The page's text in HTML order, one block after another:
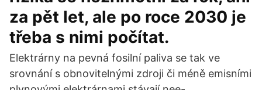
za pět let, ale po roce 2030 je
třeba s nimi počítat.
Elektrárny na pevná fosilní paliva se tak ve
srovnání s obnovitelnými zdroji či méně emisními